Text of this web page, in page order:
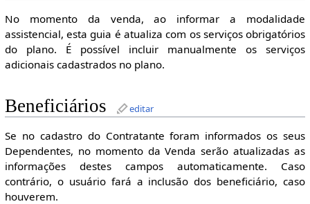
No momento da venda, ao informar a modalidade
assistencial, esta guia é atualiza com os serviços obrigatórios
do plano. É possível incluir manualmente os serviços
adicionais cadastrados no plano.
Beneficiários editar
Se no cadastro do Contratante foram informados os seus
Dependentes, no momento da Venda serão atualizadas as
informações destes campos automaticamente. Caso
contrário, o usuário fará a inclusão dos beneficiário, caso
houverem.